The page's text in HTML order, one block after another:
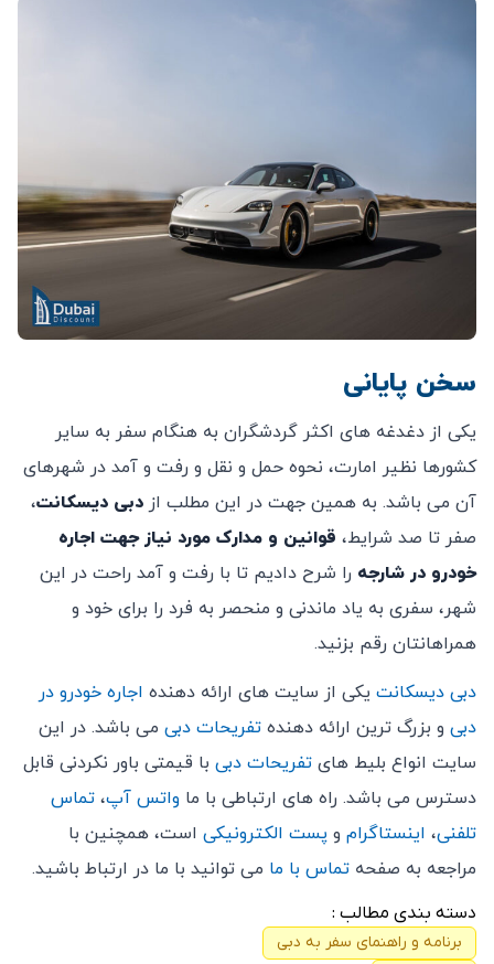
سخن پایانی
یکی از دغدغه های اکثر گردشگران به هنگام سفر به سایر
کشورها نظیر امارت، نحوه حمل و نقل و رفت و آمد در شهرهای
آن می باشد. به همین جهت در این مطلب از دبی دیسکانت،
صفر تا صد شرایط، قوانین و مدارک مورد نیاز جهت اجاره
خودرو در شارجه را شرح دادیم تا با رفت و آمد راحت در این
شهر، سفری به یاد ماندنی و منحصر به فرد را برای خود و
همراهانتان رقم بزنید.
دبی دیسکانت یکی از سایت های ارائه دهنده اجاره خودرو در
دبی و بزرگ ترین ارائه دهنده تفریحات دبی می باشد. در این
سایت انواع بلیط های تفریحات دبی با قیمتی باور نکردنی قابل
دسترس می باشد. راه های ارتباطی با ما واتس آپ، تماس
تلفنی، اینستاگرام و پست الکترونیکی است، همچنین با
مراجعه به صفحه تماس با ما می توانید با ما در ارتباط باشید.
دسته بندی مطالب :
برنامه و راهنمای سفر به دبی